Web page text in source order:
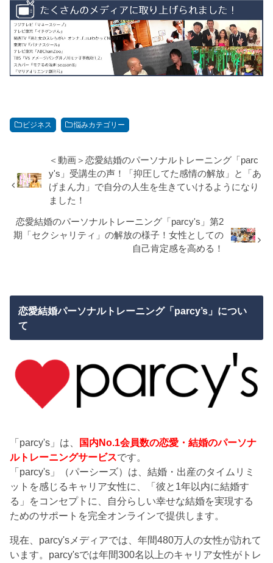
ビジネス 悩みカテゴリー
＜動画＞恋愛結婚のパーソナルトレーニング「parc
y's」受講生の声！「抑圧してた感情の解放」と「あ
げまん力」で自分の人生を生きていけるようになり
ました！
恋愛結婚のパーソナルトレーニング「parcy's」第2
期「セクシャリティ」の解放の様子！女性としての
自己肯定感を高める！
恋愛結婚パーソナルトレーニング「parcy’s」につい
て
「parcy's」は、
国内No.1会員数の恋愛・結婚のパーソナ
ルトレーニングサービスです。
「parcy's」（パーシーズ）は、結婚・出産のタイムリミ
ットを感じるキャリア女性に、「彼と1年以内に結婚す
る」をコンセプトに、自分らしい幸せな結婚を実現する
ためのサポートを完全オンラインで提供します。
現在、parcy'sメディアでは、年間480万人の女性が訪れて
います。parcy'sでは年間300名以上のキャリア女性がトレ